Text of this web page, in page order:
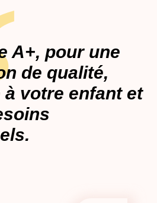
A+, pour une
de qualité,
à votre enfant et